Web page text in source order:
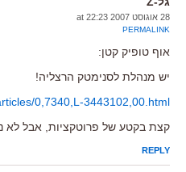
28 אוגוסט 2007 at 22:23
PERMALINK
אוף טופיק קטן:
יש מנהלת לסנימטק הרצליה!
0,7340,L-3443102,00.html
קצת בקטע של פרוטקציות, אבל לא
REPLY